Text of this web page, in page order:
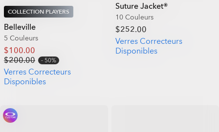
COLLECTION PLAYERS
Belleville
5 Couleurs
$100.00
$200.00
50%
Verres Correcteurs
Disponibles
Suture Jacket®
10 Couleurs
$252.00
Verres Correcteurs
Disponibles